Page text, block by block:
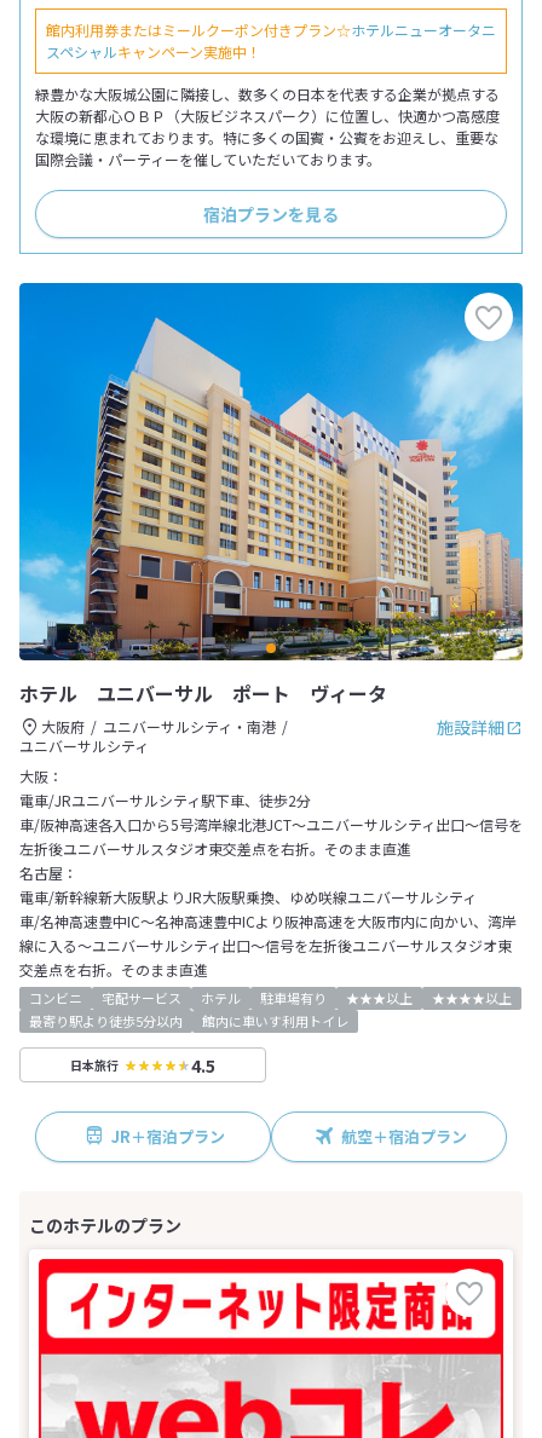
館内利用券またはミールクーポン付きプラン☆ホテルニューオータニ
スペシャルキャンペーン実施中！
緑豊かな大阪城公園に隣接し、数多くの日本を代表する企業が拠点する
大阪の新都心ＯＢＰ（大阪ビジネスパーク）に位置し、快適かつ高感度
な環境に恵まれております。特に多くの国賓・公賓をお迎えし、重要な
国際会議・パーティーを催していただいております。
宿泊プランを見る
ホテル ユニバーサル ポート ヴィータ
施設詳細
大阪府
ユニバーサルシティ・南港
ユニバーサルシティ
大阪：
電車/JRユニバーサルシティ駅下車、徒歩2分
車/阪神高速各入口から5号湾岸線北港JCT～ユニバーサルシティ出口～信号を
左折後ユニバーサルスタジオ東交差点を右折。そのまま直進
名古屋：
電車/新幹線新大阪駅よりJR大阪駅乗換、ゆめ咲線ユニバーサルシティ
車/名神高速豊中IC～名神高速豊中ICより阪神高速を大阪市内に向かい、湾岸
線に入る～ユニバーサルシティ出口～信号を左折後ユニバーサルスタジオ東
交差点を右折。そのまま直進
コンビニ 宅配サービス ホテル 駐車場有り ★★★以上
★★★★以上
最寄り駅より徒歩5分以内
館内に車いす利用トイレ
日本旅行 4.5
JR＋宿泊プラン 航空＋宿泊プラン